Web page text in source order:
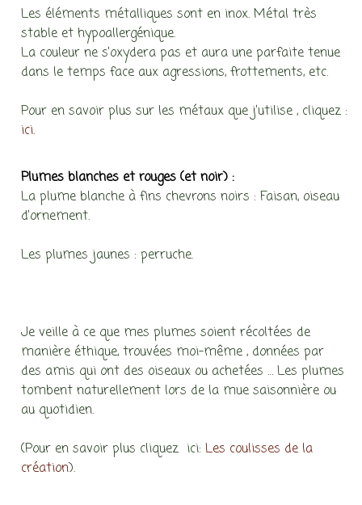
Les éléments métalliques sont en inox. Métal très
stable et hypoallergénique.
La couleur ne s’oxydera pas et aura une parfaite tenue
dans le temps face aux agressions, frottements, etc.
Pour en savoir plus sur les métaux que j’utilise , cliquez :
ici.
Plumes blanches et rouges (et noir) :
La plume blanche à fins chevrons noirs : Faisan, oiseau
d’ornement.
Les plumes jaunes : perruche.
Je veille à ce que mes plumes soient récoltées de
manière éthique, trouvées moi-même , données par
des amis qui ont des oiseaux ou achetées … Les plumes
tombent naturellement lors de la mue saisonnière ou
au quotidien.
(Pour en savoir plus cliquez ici:Les coulisses de la
création).